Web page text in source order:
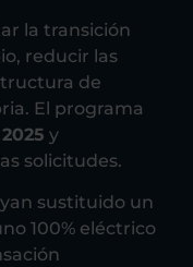
la transición
reducir las
de
El programa
y
solicitudes.
sustituido un
100% eléctrico